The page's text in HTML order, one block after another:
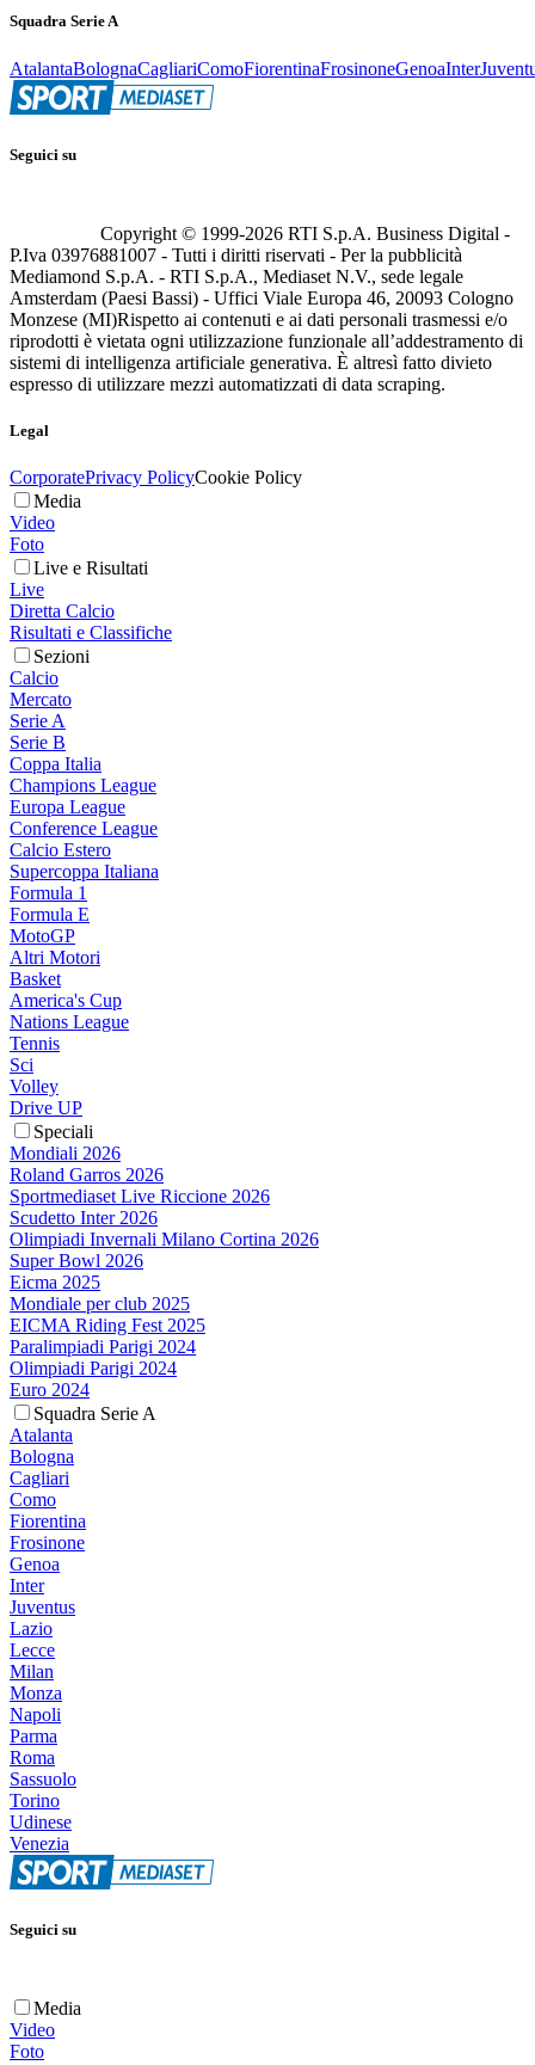
Squadra Serie A
AtalantaBolognaCagliariComoFiorentinaFrosinoneGenoaInter
Seguici su
Copyright © 1999-2026 RTI S.p.A. Business Digital -
P.Iva 03976881007 - Tutti i diritti riservati - Per la pubblicità
Mediamond S.p.A. - RTI S.p.A., Mediaset N.V., sede legale
Amsterdam (Paesi Bassi) - Uffici Viale Europa 46, 20093 Cologno
Monzese (MI)Rispetto ai contenuti e ai dati personali trasmessi e/o
riprodotti è vietata ogni utilizzazione funzionale all’addestramento di
sistemi di intelligenza artificiale generativa. È altresì fatto divieto
espresso di utilizzare mezzi automatizzati di data scraping.
Legal
CorporatePrivacy PolicyCookie Policy
Media
Video
Foto
Live e Risultati
Live
Diretta Calcio
Risultati e Classifiche
Sezioni
Calcio
Mercato
Serie A
Serie B
Coppa Italia
Champions League
Europa League
Conference League
Calcio Estero
Supercoppa Italiana
Formula 1
Formula E
MotoGP
Altri Motori
Basket
America's Cup
Nations League
Tennis
Sci
Volley
Drive UP
Speciali
Mondiali 2026
Roland Garros 2026
Sportmediaset Live Riccione 2026
Scudetto Inter 2026
Olimpiadi Invernali Milano Cortina 2026
Super Bowl 2026
Eicma 2025
Mondiale per club 2025
EICMA Riding Fest 2025
Paralimpiadi Parigi 2024
Olimpiadi Parigi 2024
Euro 2024
Squadra Serie A
Atalanta
Bologna
Cagliari
Como
Fiorentina
Frosinone
Genoa
Inter
Juventus
Lazio
Lecce
Milan
Monza
Napoli
Parma
Roma
Sassuolo
Torino
Udinese
Venezia
Seguici su
Media
Video
Foto